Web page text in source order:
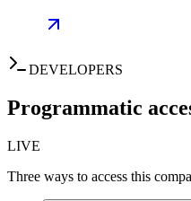
DEVELOPERS
Programmatic
LIVE
Three ways to access this